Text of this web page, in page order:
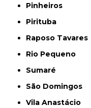
Pinheiros
Pirituba
Raposo Tavares
Rio Pequeno
Sumaré
São Domingos
Vila Anastácio